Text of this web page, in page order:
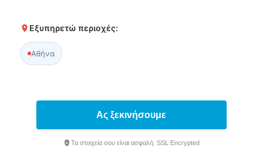
Εξυπηρετώ περιοχές:
Αθήνα
Ας ξεκινήσουμε
Τα στοιχεία σου είναι ασφαλή. SSL Encrypted